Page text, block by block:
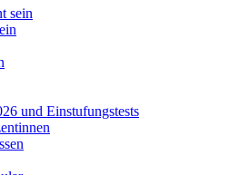
sein
und Einstufungstests